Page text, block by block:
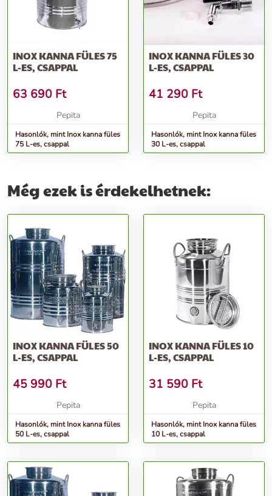
INOX KANNA FÜLES 75
L-ES, CSAPPAL
63 690 Ft
Pepita
Hasonlók, mint Inox kanna füles
75 L-es, csappal
INOX KANNA FÜLES 30
L-ES, CSAPPAL
41 290 Ft
Pepita
Hasonlók, mint Inox kanna füles
30 L-es, csappal
Még ezek is érdekelhetnek:
INOX KANNA FÜLES 50
L-ES, CSAPPAL
45 990 Ft
Pepita
Hasonlók, mint Inox kanna füles
50 L-es, csappal
INOX KANNA FÜLES 10
L-ES, CSAPPAL
31 590 Ft
Pepita
Hasonlók, mint Inox kanna füles
10 L-es, csappal